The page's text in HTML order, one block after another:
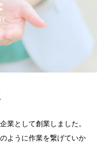
業として創業しました。
ように作業を繋げていか